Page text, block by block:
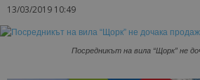
13/03/2019 10:49
Посредникът на вила “Щорк” не